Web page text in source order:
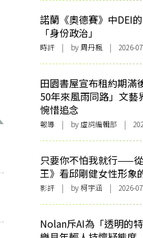
諾蘭《奧德賽》中DEI
「身份政治」
時評 | by 周丹楓 | 2026-
田園書屋宣布租約期滿
50年來風雨同路」文藝
惋惜追念
報導 | by 虛詞編輯部 |
只要你不怕我就行——
王》看邱剛健女性形象
影評 | by 柯宇涵 | 2026-
Nolan斥AI為「透明的特